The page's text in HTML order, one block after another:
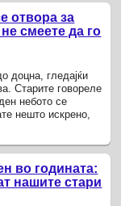
отвора за
смеете да го
доцна, гледајќи
Старите говореле
небото се
нешто искрено,
во годината:
нашите стари